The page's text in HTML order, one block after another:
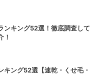
ンキング52選！徹底調査して
！
キング52選【速乾・くせ毛・